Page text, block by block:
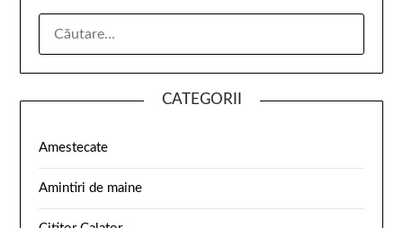
CATEGORII
Amestecate
Amintiri de maine